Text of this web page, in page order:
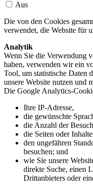
Aus
Die von den Cookies
verwendet, die Website für
Analytik
Wenn Sie die Verwendung
haben, verwenden wir ein
Tool, um statistische Daten
unsere Website nutzen und
Die Google Analytics-
Ihre IP-Adresse,
die gewünschte
die Anzahl der
die Seiten oder
den ungefähren
besuchen; und
wie Sie unsere
direkte Suche, einen
Drittanbieters oder